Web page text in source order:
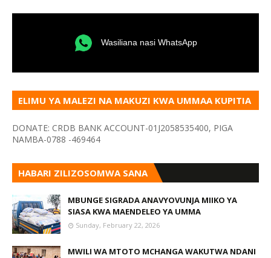
Wasiliana nasi WhatsApp
ELIMU YA MALEZI NA MAKUZI KWA UMMAA KUPITIA
DONATE: CRDB BANK ACCOUNT-01J2058535400, PIGA
NAMBA-0788 -469464
HABARI ZILIZOSOMWA SANA
MBUNGE SIGRADA ANAVYOVUNJA MIIKO YA
SIASA KWA MAENDELEO YA UMMA
Sunday, February 22, 2026
MWILI WA MTOTO MCHANGA WAKUTWA NDANI